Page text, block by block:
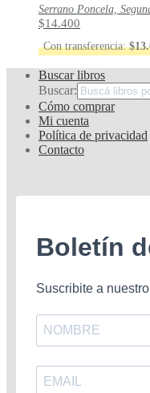
Serrano Poncela,
$14.400
Con transferencia:$
Buscar libros
Buscar:
Cómo comprar
Mi cuenta
Política de privacidad
Contacto
Boletín
Suscribite a